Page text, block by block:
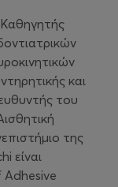
Καθηγητής
και
του
της
είναι